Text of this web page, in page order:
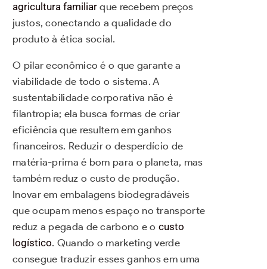
agricultura familiar que recebem preços
justos, conectando a qualidade do
produto à ética social.
O pilar econômico é o que garante a
viabilidade de todo o sistema. A
sustentabilidade corporativa não é
filantropia; ela busca formas de criar
eficiência que resultem em ganhos
financeiros. Reduzir o desperdício de
matéria-prima é bom para o planeta, mas
também reduz o custo de produção.
Inovar em embalagens biodegradáveis
que ocupam menos espaço no transporte
reduz a pegada de carbono e ocusto
logístico. Quando o marketing verde
consegue traduzir esses ganhos em uma